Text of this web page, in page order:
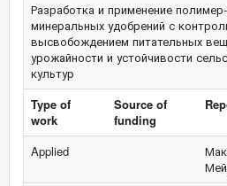
Разработка и применение
минеральных удобрений с
высвобождением питательных
урожайности и устойчивости
культур
Type of
work
Source of
funding
Applied